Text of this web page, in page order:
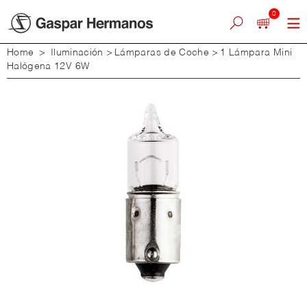
0
Home > Iluminación > Lámparas de Coche > 1 Lámpara Mini
Halógena 12V 6W